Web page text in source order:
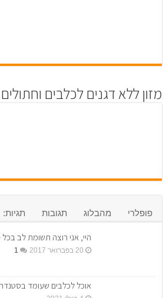
מזון ללא דגנים לכלבים וחתולים
פופלרי מהבלוג תגובות תגיות:
היי, אני רוצה תשומת לב בכל
20 בפברואר 2017 1
אוכל לכלבים שעומד